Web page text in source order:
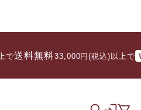
送料無料/ 33,000円(税込)以上で い